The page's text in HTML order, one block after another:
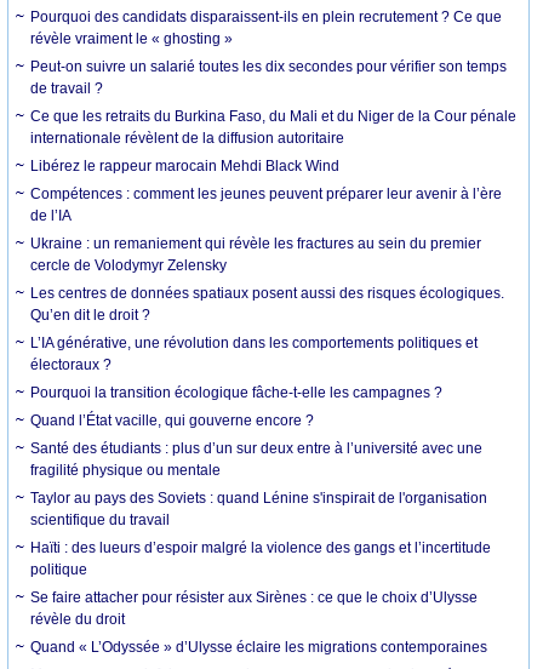
Pourquoi des candidats disparaissent-ils en plein recrutement ? Ce que
révèle vraiment le « ghosting »
Peut-on suivre un salarié toutes les dix secondes pour vérifier son temps
de travail ?
Ce que les retraits du Burkina Faso, du Mali et du Niger de la Cour pénale
internationale révèlent de la diffusion autoritaire
Libérez le rappeur marocain Mehdi Black Wind
Compétences : comment les jeunes peuvent préparer leur avenir à l’ère
de l’IA
Ukraine : un remaniement qui révèle les fractures au sein du premier
cercle de Volodymyr Zelensky
Les centres de données spatiaux posent aussi des risques écologiques.
Qu’en dit le droit ?
L’IA générative, une révolution dans les comportements politiques et
électoraux ?
Pourquoi la transition écologique fâche-t-elle les campagnes ?
Quand l’État vacille, qui gouverne encore ?
Santé des étudiants : plus d’un sur deux entre à l’université avec une
fragilité physique ou mentale
Taylor au pays des Soviets : quand Lénine s'inspirait de l'organisation
scientifique du travail
Haïti : des lueurs d’espoir malgré la violence des gangs et l’incertitude
politique
Se faire attacher pour résister aux Sirènes : ce que le choix d’Ulysse
révèle du droit
Quand « L’Odyssée » d’Ulysse éclaire les migrations contemporaines